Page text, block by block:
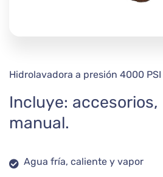
Hidrolavadora a presión 4000 PSI
Incluye: accesorios,
manual.
Agua fría, caliente y vapor